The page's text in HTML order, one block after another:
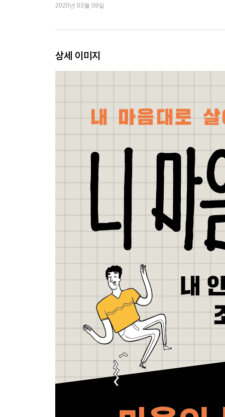
감동력은 마음의 주인이 되는 힘
세상을 바꾸는 힘, 감동력의 활용기
시간에 대한 설렘
감동력 훈련으로 생기는 새로운 능력
판단이 어려울 때, 감동력이 정답이다
나는 왕이다
감동력을 습관으로 만들기 위해서
[2부 에필로그] 모두에게 사랑받지 않아도 괜찮아
2020년 03월 09일
상세 이미지